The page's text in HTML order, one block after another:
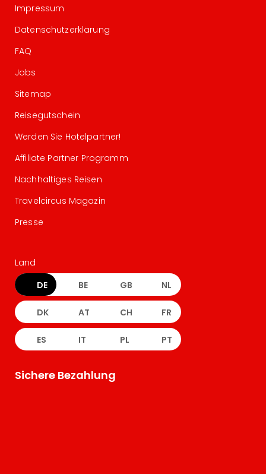
Impressum
Datenschutzerklärung
FAQ
Jobs
Sitemap
Reisegutschein
Werden Sie Hotelpartner!
Affiliate Partner Programm
Nachhaltiges Reisen
Travelcircus Magazin
Presse
Land
DE BE GB NL
DK AT CH FR
ES IT PL PT
Sichere Bezahlung